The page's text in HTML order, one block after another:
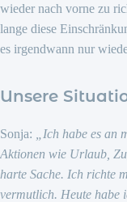
wieder nach vorne zu
lange diese
es irgendwann nur
Unsere
Sonja:
„Ich habe es
Aktionen wie Urlaub,
harte Sache. Ich richte
vermutlich. Heute habe